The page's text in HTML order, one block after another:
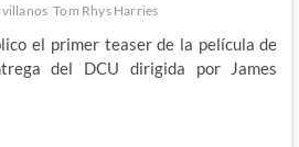
Tom Rhys Harries
el primer teaser de la película de
del DCU dirigida por James